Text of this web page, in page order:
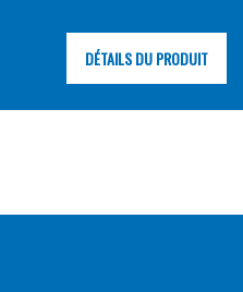
DÉTAILS DU PRODUIT